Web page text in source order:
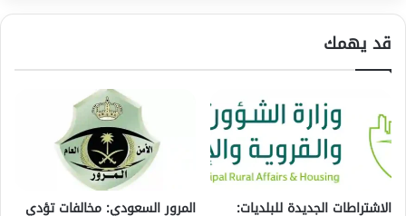
قد يهمك
الاشتراطات الجديدة للبلديات: المرور السعودي: مخالفات تؤدي